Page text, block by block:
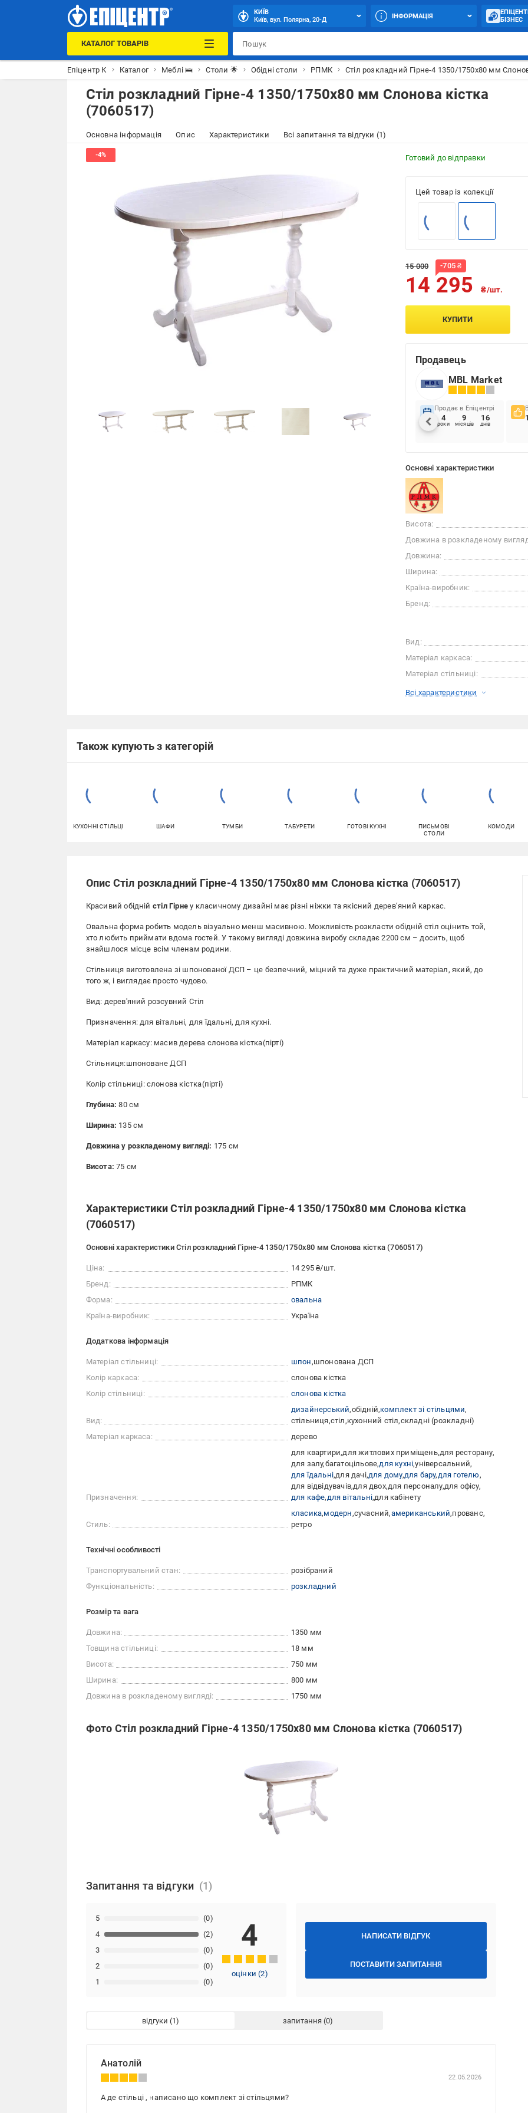
КИЇВ
Київ, вул. Полярна, 20-Д
ІНФОРМАЦІЯ
БІЗНЕС
КАТАЛОГ ТОВАРІВ
Епіцентр К Каталог Меблі 🛌 Столи 🌟 Обідні столи РПМК Стіл розкладний Гірне-4 1350/1750х80 мм
Стіл розкладний Гірне-4 1350/1750х80 мм Слонова кістка
(7060517)
Основна інформація Опис Характеристики Всі запитання та відгуки (1)
Готовий до відправки
Цей товар із колекції
15 000 -705 ₴
14 295 ₴/шт.
КУПИТИ
Продавець
MBL Market
Продає в Епіцентрі
4
роки
9
місяців
16
днів
Основні характеристики
Висота:
Довжина в розкладеному
Довжина:
Ширина:
Країна-виробник:
Бренд:
Вид:
Матеріал каркаса:
Матеріал стільниці:
Всі характеристики
Також купують з категорій
КУХОННІ СТІЛЬЦІ ШАФИ ТУМБИ ТАБУРЕТИ ГОТОВІ КУХНІ
ПИСЬМОВІ
СТОЛИ
КОМОДИ
Опис Стіл розкладний Гірне-4 1350/1750х80 мм Слонова кістка (7060517)
Красивий обідній стіл Гірнеу класичному дизайні має різні ніжки та якісний дерев’яний каркас.
Овальна форма робить модель візуально менш масивною. Можливість розкласти обідній стіл оцінить той,
хто любить приймати вдома гостей. У такому вигляді довжина виробу складає 2200 см – досить, щоб
знайшлося місце всім членам родини.
Стільниця виготовлена зі шпонованої ДСП – це безпечний, міцний та дуже практичний матеріал, який, до
того ж, і виглядає просто чудово.
Вид: дерев'яний розсувний Стіл
Призначення: для вітальні, для їдальні, для кухні.
Матеріал каркасу: масив дерева слонова кістка(пірті)
Стільниця:шпоноване ДСП
Колір стільниці: слонова кістка(пірті)
Глубина:80 см
Ширина: 135 см
Довжина у розкладеному вигляді: 175 см
Висота: 75 см
Характеристики Стіл розкладний Гірне-4 1350/1750х80 мм Слонова кістка
(7060517)
Основні характеристики Стіл розкладний Гірне-4 1350/1750х80 мм Слонова кістка (7060517)
Ціна:
14 295 ₴/шт.
Бренд:
РПМК
Форма:
овальна
Країна-виробник:
Україна
Додаткова інформація
Матеріал стільниці: шпон шпонована ДСП
Колір каркаса:
слонова кістка
Колір стільниці:
слонова кістка
Вид:
дизайнерський обідній комплект зі стільцями
стільниця стіл кухонний стіл складні (розкладні)
Матеріал каркаса:
дерево
Призначення:
для квартири для житлових приміщень для ресторану
для залу багатоцільове для кухні універсальний
для їдальні для дачі для дому для бару для готелю
для відвідувачів для двох для персоналу для офісу
для кафе для вітальні для кабінету
Стиль:
класика модерн сучасний американський прованс
ретро
Технічні особливості
Транспортувальний стан:
розібраний
Функціональність:
розкладний
Розмір та вага
Довжина:
1350 мм
Товщина стільниці:
18 мм
Висота:
750 мм
Ширина:
800 мм
Довжина в розкладеному вигляді:
1750 мм
Фото Стіл розкладний Гірне-4 1350/1750х80 мм Слонова кістка (7060517)
Запитання та відгуки
НАПИСАТИ ВІДГУК
ПОСТАВИТИ ЗАПИТАННЯ
1 (0)
2 (0)
3 (0)
4 (2)
5 (0)
4
оцінки(2)
відгуки запитання
Анатолій
22.05.2026
А де стільці , написано що комплект зі стільцями?